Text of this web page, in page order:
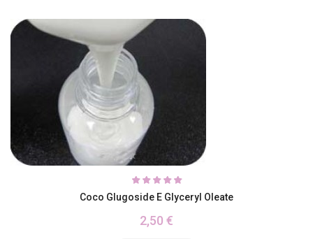
Coco Glugoside E Glyceryl Oleate
2,50 €